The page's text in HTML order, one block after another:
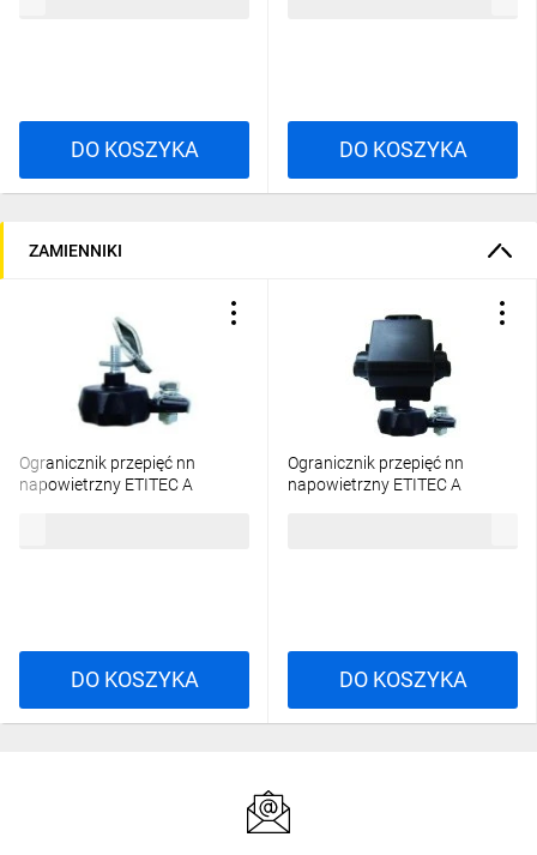
DO KOSZYKA DO KOSZYKA
ZAMIENNIKI
Ogranicznik przepięć nn
napowietrzny ETITEC A
DO KOSZYKA
Ogranicznik przepięć nn
napowietrzny ETITEC A
DO KOSZYKA